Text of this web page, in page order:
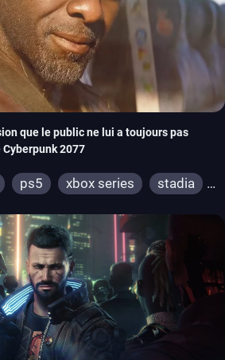
que le public ne lui a toujours pas
2077
ps5 xbox series
stadia